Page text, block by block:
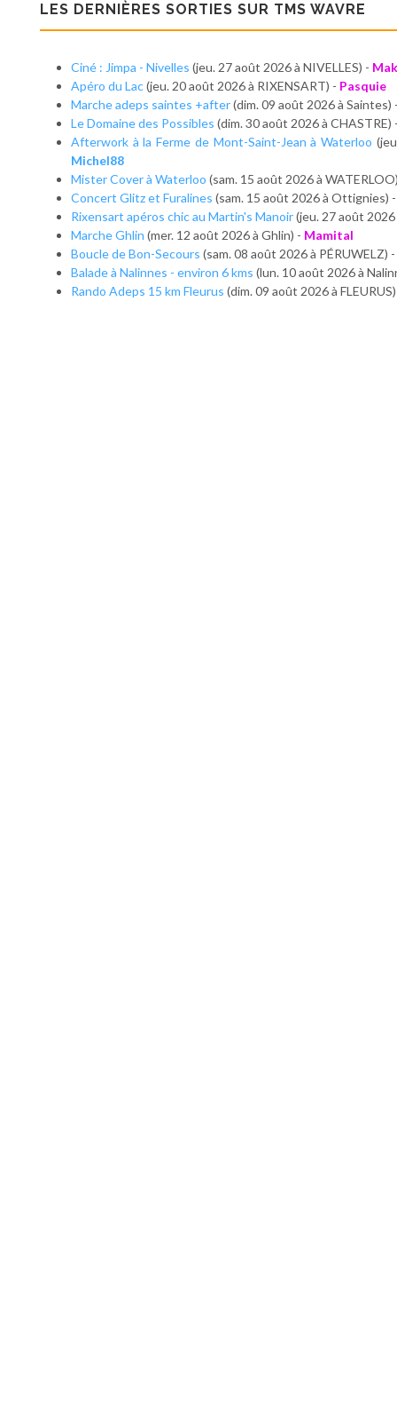
LES DERNIÈRES SORTIES SUR TMS WAVRE
Ciné : Jimpa - Nivelles (jeu. 27 août 2026 à NIVELLES) -
Apéro du Lac(jeu. 20 août 2026 à RIXENSART) - Pasquie
Marche adeps saintes +after(dim. 09 août 2026 à Saintes)
Le Domaine des Possibles (dim. 30 août 2026 à CHASTRE)
Afterwork à la Ferme de Mont-Saint-Jean à Waterloo
Michel88
Mister Cover à Waterloo (sam. 15 août 2026 à
Concert Glitz et Furalines (sam. 15 août 2026 à Ottignies)
Rixensart apéros chic au Martin's Manoir(jeu. 27 août
Marche Ghlin (mer. 12 août 2026 à Ghlin) - Mamital
Boucle de Bon-Secours (sam. 08 août 2026 à PÉRUWELZ) -
Balade à Nalinnes - environ 6 kms (lun. 10 août 2026 à
Rando Adeps 15 km Fleurus (dim. 09 août 2026 à